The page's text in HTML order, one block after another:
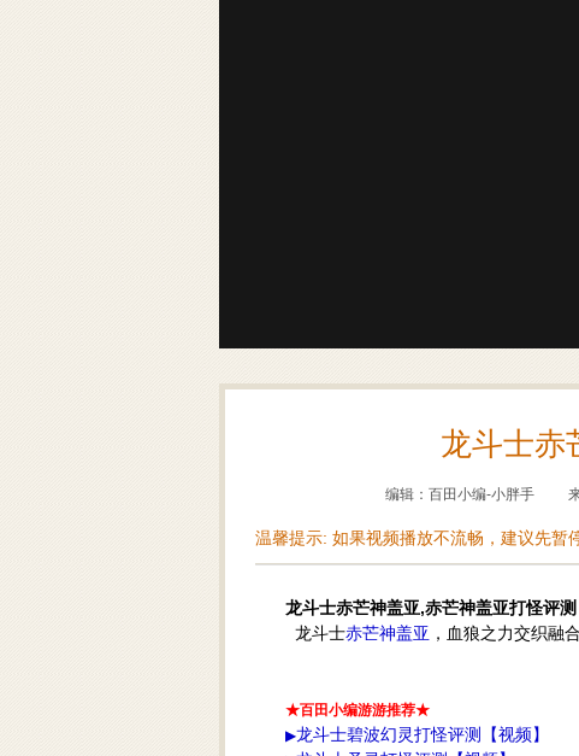
龙斗士赤
编辑：百田小编-小胖手
温馨提示: 如果视频播放不流畅，建议先暂
龙斗士赤芒神盖亚,赤芒神盖亚打怪评测
龙斗士赤芒神盖亚 ，血狼之力交织融
★百田小编游游推荐★
▶龙斗士碧波幻灵打怪评测【视频】